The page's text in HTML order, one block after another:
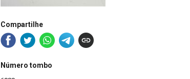
Compartilhe
Número tombo